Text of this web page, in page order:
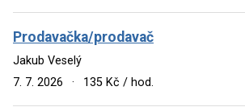
Prodavačka/prodavač
Jakub Veselý
7. 7. 2026
· 135 Kč / hod.